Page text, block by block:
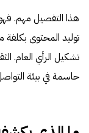
هذا التفصيل مهم. فهو
توليد المحتوى بكلفة
تشكيل الرأي العام.
حاسمة في بيئة